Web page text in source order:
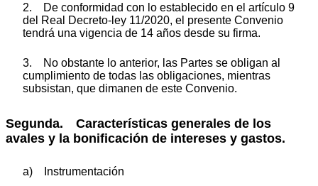
2. De conformidad con lo establecido en el artículo 9
del Real Decreto-ley 11/2020, el presente Convenio
tendrá una vigencia de 14 años desde su firma.
3. No obstante lo anterior, las Partes se obligan al
cumplimiento de todas las obligaciones, mientras
subsistan, que dimanen de este Convenio.
Segunda. Características generales de los
avales y la bonificación de intereses y gastos.
a) Instrumentación